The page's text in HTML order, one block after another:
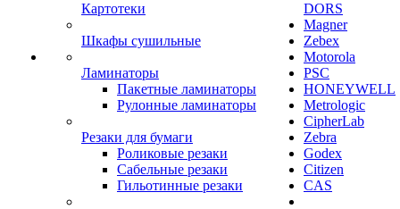
Картотеки
Шкафы сушильные
Ламинаторы
Пакетные ламинаторы
Рулонные ламинаторы
Резаки для бумаги
Роликовые резаки
Сабельные резаки
Гильотинные резаки
DORS
Magner
Zebex
Motorola
PSC
HONEYWELL
Metrologic
CipherLab
Zebra
Godex
Citizen
CAS